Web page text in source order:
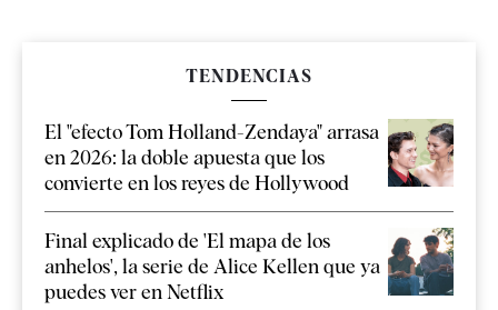
TENDENCIAS
El "efecto Tom Holland-Zendaya" arrasa
en 2026: la doble apuesta que los
convierte en los reyes de Hollywood
Final explicado de 'El mapa de los
anhelos', la serie de Alice Kellen que ya
puedes ver en Netflix